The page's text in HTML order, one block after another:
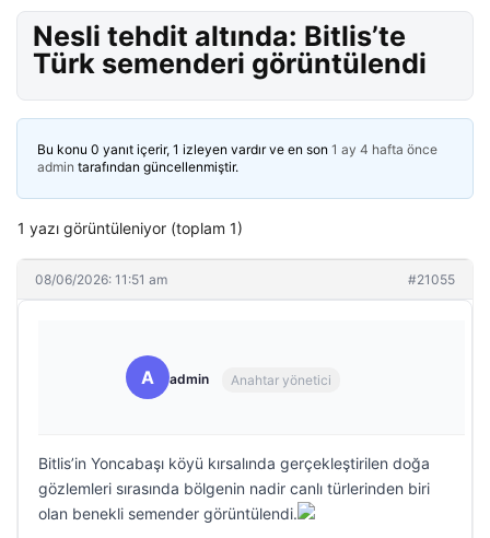
Nesli tehdit altında: Bitlis’te
Türk semenderi görüntülendi
Bu konu 0 yanıt içerir, 1 izleyen vardır ve en son 1 ay 4 hafta önce
admin tarafından güncellenmiştir.
1 yazı görüntüleniyor (toplam 1)
08/06/2026: 11:51 am #21055
A admin Anahtar yönetici
Bitlis’in Yoncabaşı köyü kırsalında gerçekleştirilen doğa
gözlemleri sırasında bölgenin nadir canlı türlerinden biri
olan benekli semender görüntülendi.